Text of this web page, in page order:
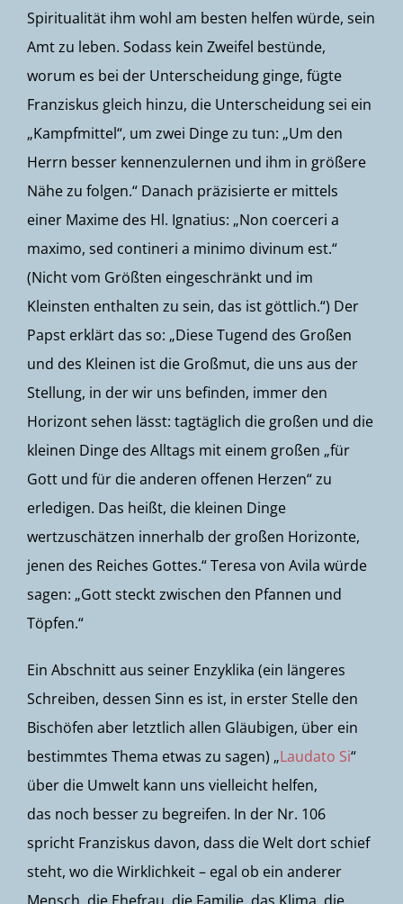
Spiritualität ihm wohl am besten helfen würde, sein
Amt zu leben. Sodass kein Zweifel bestünde,
worum es bei der Unterscheidung ginge, fügte
Franziskus gleich hinzu, die Unterscheidung sei ein
„Kampfmittel“, um zwei Dinge zu tun: „Um den
Herrn besser kennenzulernen und ihm in größere
Nähe zu folgen.“ Danach präzisierte er mittels
einer Maxime des Hl. Ignatius: „Non coerceri a
maximo, sed contineri a minimo divinum est.“
(Nicht vom Größten eingeschränkt und im
Kleinsten enthalten zu sein, das ist göttlich.“) Der
Papst erklärt das so: „Diese Tugend des Großen
und des Kleinen ist die Großmut, die uns aus der
Stellung, in der wir uns befinden, immer den
Horizont sehen lässt: tagtäglich die großen und die
kleinen Dinge des Alltags mit einem großen „für
Gott und für die anderen offenen Herzen“ zu
erledigen. Das heißt, die kleinen Dinge
wertzuschätzen innerhalb der großen Horizonte,
jenen des Reiches Gottes.“ Teresa von Avila würde
sagen: „Gott steckt zwischen den Pfannen und
Töpfen.“
Ein Abschnitt aus seiner Enzyklika (ein längeres
Schreiben, dessen Sinn es ist, in erster Stelle den
Bischöfen aber letztlich allen Gläubigen, über ein
bestimmtes Thema etwas zu sagen) „Laudato Si“
über die Umwelt kann uns vielleicht helfen,
das noch besser zu begreifen. In der Nr. 106
spricht Franziskus davon, dass die Welt dort schief
steht, wo die Wirklichkeit – egal ob ein anderer